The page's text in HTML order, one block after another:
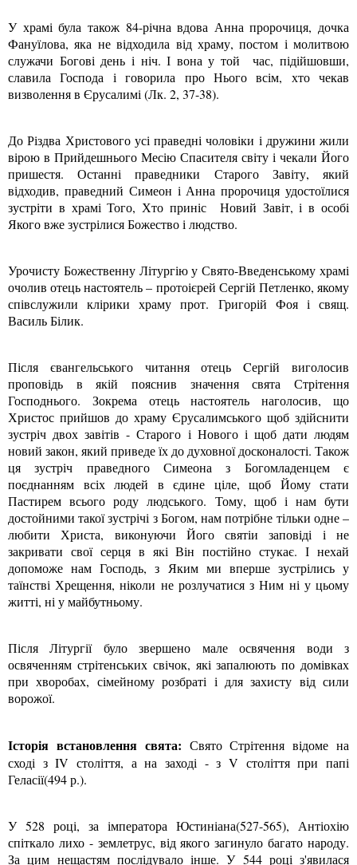
У храмі була також 84-річна вдова Анна пророчиця, дочка
Фануїлова, яка не відходила від храму, постом і молитвою
служачи Богові день і ніч. І вона у той час, підійшовши,
славила Господа і говорила про Нього всім, хто чекав
визволення в Єрусалимі (Лк. 2, 37-38).
До Різдва Христового усі праведні чоловіки і дружини жили
вірою в Прийдешнього Месію Спасителя світу і чекали Його
пришестя. Останні праведники Старого Завіту, який
відходив, праведний Симеон і Анна пророчиця удостоїлися
зустріти в храмі Того, Хто приніс Новий Завіт, і в особі
Якого вже зустрілися Божество і людство.
Урочисту Божественну Літургію у Свято-Введенському храмі
очолив отець настоятель – протоієрей Сергій Петленко, якому
співслужили клірики храму прот. Григорій Фоя і свящ.
Василь Білик.
Після євангельського читання отець Cергій виголосив
проповідь в якій пояснив значення свята Стрітення
Господнього. Зокрема отець настоятель наголосив, що
Христос прийшов до храму Єрусалимського щоб здійснити
зустріч двох завітів - Старого і Нового і щоб дати людям
новий закон, який приведе їх до духовної досконалості. Також
ця зустріч праведного Симеона з Богомладенцем є
поєднанням всіх людей в єдине ціле, щоб Йому стати
Пастирем всього роду людського. Тому, щоб і нам бути
достойними такої зустрічі з Богом, нам потрібне тільки одне –
любити Христа, виконуючи Його святіи заповіді і не
закривати свої серця в які Він постійно стукає. І нехай
допоможе нам Господь, з Яким ми вперше зустрілись у
таїнстві Хрещення, ніколи не розлучатися з Ним ні у цьому
житті, ні у майбутньому.
Після Літургії було звершено мале освячення води з
освяченням стрітенських свічок, які запалюють по домівках
при хворобах, сімейному розбраті і для захисту від сили
ворожої.
Історія встановлення свята: Свято Стрітення відоме на
сході з IV століття, а на заході - з V століття при папі
Геласії(494 р.).
У 528 році, за імператора Юстиніана(527-565), Антіохію
спіткало лихо - землетрус, від якого загинуло багато народу.
За цим нещастям послідувало інше. У 544 році з'явилася